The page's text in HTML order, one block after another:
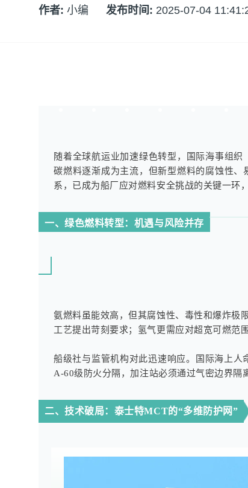
作者: 小编 发布时间: 2025-07-04
随着全球航运业加速绿色转型，国际海事组
碳燃料逐渐成为主流，但新型燃料的腐蚀性
系，已成为船厂应对燃料安全挑战的关键一环
一、绿色燃料转型：机遇与风险并存
氨燃料虽能效高，但其腐蚀性、毒性和爆炸极
工艺提出苛刻要求；氢气更需应对超宽可燃范
船级社与监管机构对此迅速响应。国际海上人
A-60级防火分隔，加注站必须通过气密边界隔
二、技术破局：泰士特MCT的“多维防护网”